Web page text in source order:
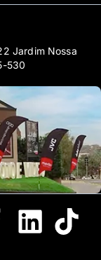
Jardim Nossa
530